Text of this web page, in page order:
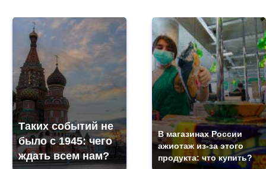
Таких событий не
было с 1945: чего
ждать всем нам?
В магазинах России
ажиотаж из-за этого
продукта: что купить?